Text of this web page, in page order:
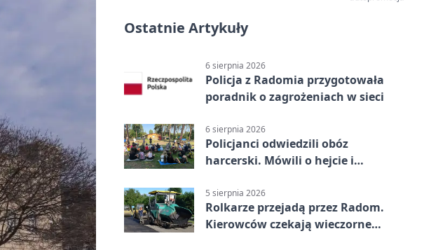
Ostatnie Artykuły
6 sierpnia 2026
Policja z Radomia przygotowała
poradnik o zagrożeniach w sieci
6 sierpnia 2026
Policjanci odwiedzili obóz
harcerski. Mówili o hejcie i
5 sierpnia 2026
Rolkarze przejadą przez Radom.
Kierowców czekają wieczorne